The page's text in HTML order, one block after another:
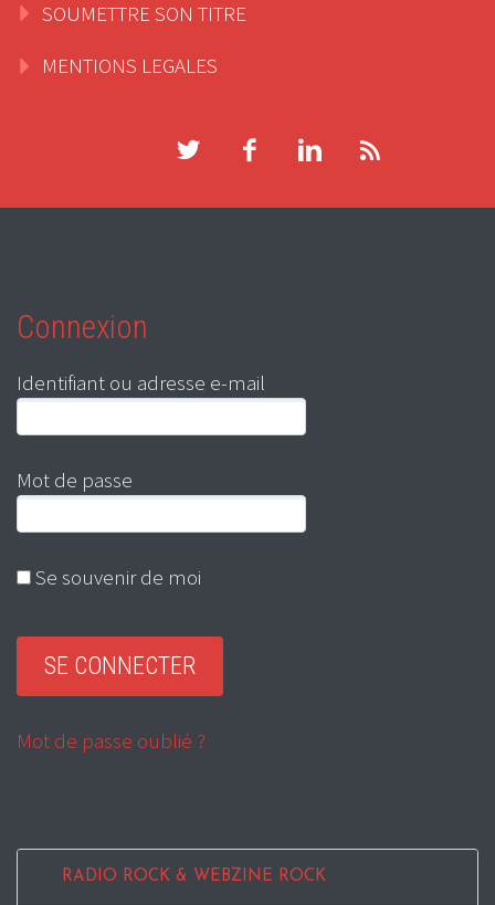
SOUMETTRE SON TITRE
MENTIONS LEGALES
Connexion
Identifiant ou adresse e-mail
Mot de passe
Se souvenir de moi
Mot de passe oublié ?
RADIO ROCK & WEBZINE ROCK